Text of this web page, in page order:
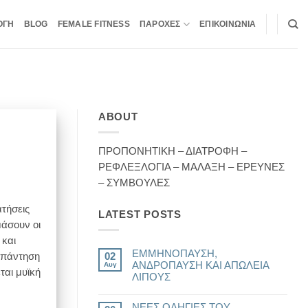
BLOG FEMALE FITNESS ΠΑΡΟΧΕΣ ΕΠΙΚΟΙΝΩΝΙΑ
οι
μυϊκή
ABOUT
ΠΡΟΠΟΝΗΤΙΚΗ – ΔΙΑΤΡΟΦΗ –
ΡΕΦΛΕΞΛΟΓΙΑ – ΜΑΛΑΞΗ – ΕΡΕΥΝΕΣ
– ΣΥΜΒΟΥΛΕΣ
LATEST POSTS
02
Αυγ
ΕΜΜΗΝΟΠΑΥΣΗ,
ΑΝΔΡΟΠΑΥΣΗ ΚΑΙ ΑΠΩΛΕΙΑ
ΛΙΠΟΥΣ